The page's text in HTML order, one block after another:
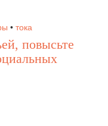
• тока
повысьте